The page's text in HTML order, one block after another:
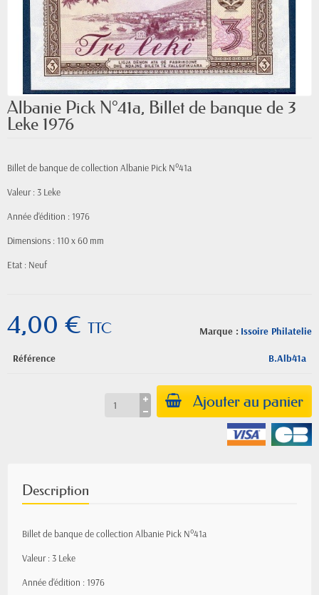
Albanie Pick N°41a, Billet de banque de 3
Leke 1976
Billet de banque de collection Albanie Pick N°41a
Valeur : 3 Leke
Année d'édition : 1976
Dimensions : 110 x 60 mm
Etat : Neuf
Marque : Issoire Philatelie
4,00 € TTC
Référence B.Alb41a
Ajouter au panier
Description
Billet de banque de collection Albanie Pick N°41a
Valeur : 3 Leke
Année d'édition : 1976